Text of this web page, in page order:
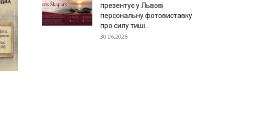
презентує у Львові
персональну фотовиставку
про силу тиші...
30.06.2026